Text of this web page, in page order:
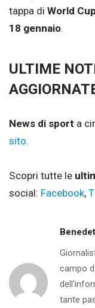
tappa di World
18 gennaio.
ULTIME
News di sport a
sito.
Scopri tutte le
social: Facebook,
campo
tante